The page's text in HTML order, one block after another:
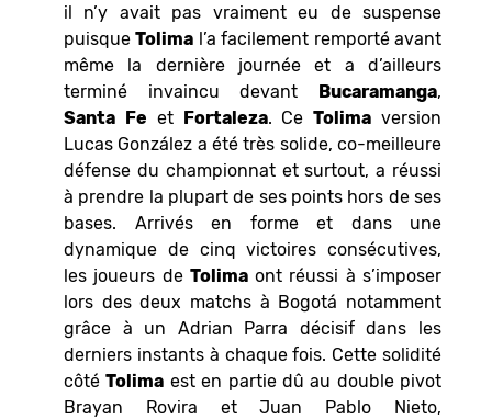
il n’y avait pas vraiment eu de suspense
puisqueTolima l’a facilement remporté avant
même la dernière journée et a d’ailleurs
terminé invaincu devant Bucaramanga,
Santa Fe et Fortaleza. CeTolima version
Lucas González a été très solide, co-meilleure
défense du championnat et surtout, a réussi
à prendre la plupart de ses points hors de ses
bases. Arrivés en forme et dans une
dynamique de cinq victoires consécutives,
les joueurs de Tolimaont réussi à s’imposer
lors des deux matchs à Bogotá notamment
grâce à un Adrian Parra décisif dans les
derniers instants à chaque fois. Cette solidité
côtéTolima est en partie dû au double pivot
Brayan Rovira et Juan Pablo Nieto,